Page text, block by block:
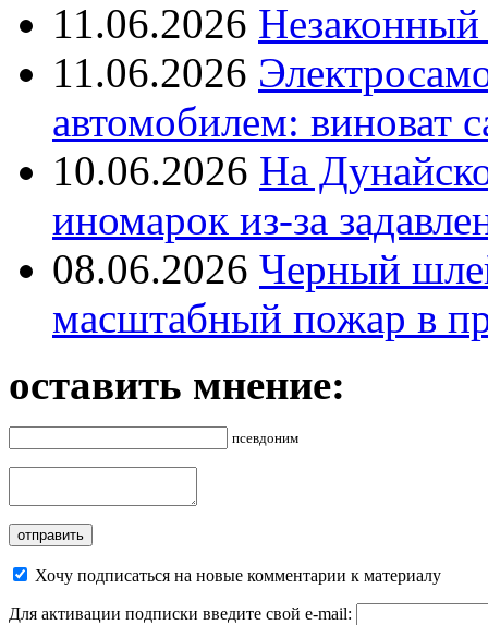
11.06.2026
11.06.2026
автомобилем: виноват
10.06.2026 На
иномарок из-за
08.06.2026 Черный
масштабный пожар в
оставить мнение:
псевдоним
Хочу подписаться на новые комментарии к материалу
Для активации подписки введите свой e-mail: